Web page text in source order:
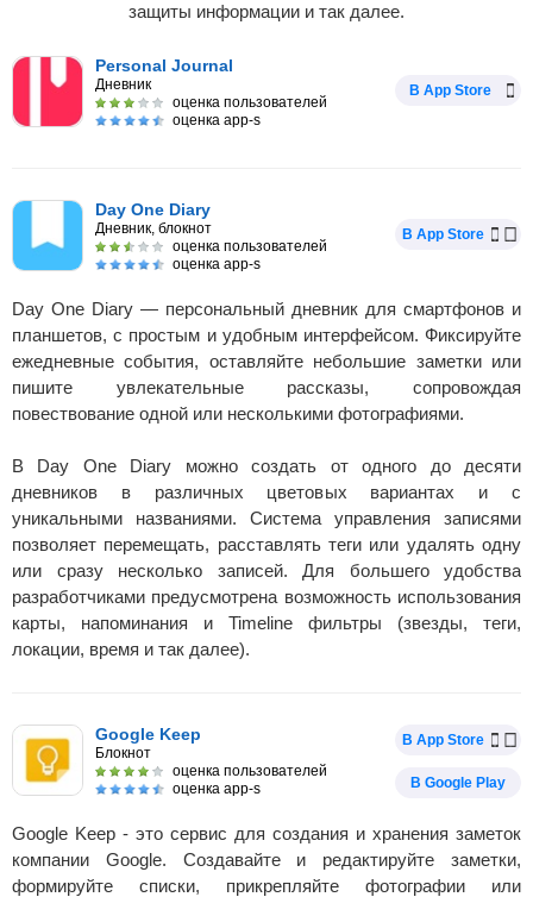
защиты информации и так далее.
Personal Journal
Дневник
оценка пользователей
оценка app-s
В App Store
Day One Diary
Дневник, блокнот
оценка пользователей
оценка app-s
В App Store
Day One Diary — персональный дневник для смартфонов и
планшетов, с простым и удобным интерфейсом. Фиксируйте
ежедневные события, оставляйте небольшие заметки или
пишите увлекательные рассказы, сопровождая
повествование одной или несколькими фотографиями.
В Day One Diary можно создать от одного до десяти
дневников в различных цветовых вариантах и с
уникальными названиями. Система управления записями
позволяет перемещать, расставлять теги или удалять одну
или сразу несколько записей. Для большего удобства
разработчиками предусмотрена возможность использования
карты, напоминания и Timeline фильтры (звезды, теги,
локации, время и так далее).
Google Keep
Блокнот
оценка пользователей
оценка app-s
В App Store
В Google Play
Google Keep - это сервис для создания и хранения заметок
компании Google. Создавайте и редактируйте заметки,
формируйте списки, прикрепляйте фотографии или